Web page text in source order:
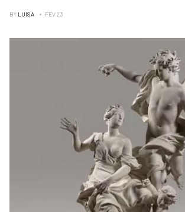
BY LUISA FEV 23